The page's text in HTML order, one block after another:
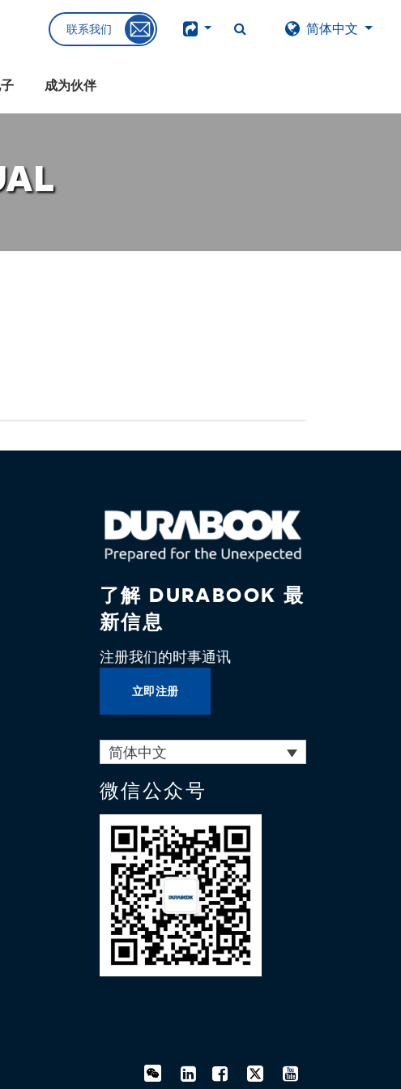
联系我们 简体中文
成为伙伴
了解 DURABOOK 最
新信息
注册我们的时事通讯
立即注册
简体中文
微信公众号